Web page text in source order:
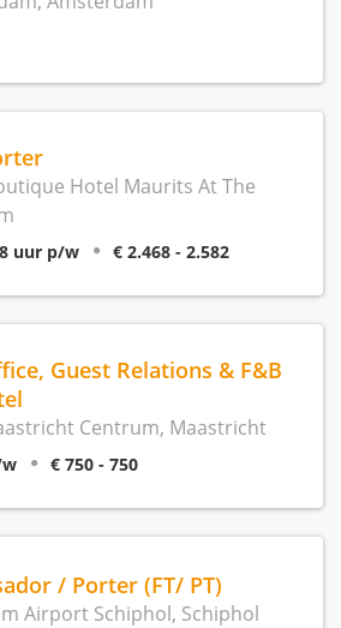
Hotel Maurits At The
uur p/w € 2.468 - 2.582
Guest Relations & F&B
Centrum, Maastricht
€ 750 - 750
/ Porter (FT/ PT)
Airport Schiphol, Schiphol